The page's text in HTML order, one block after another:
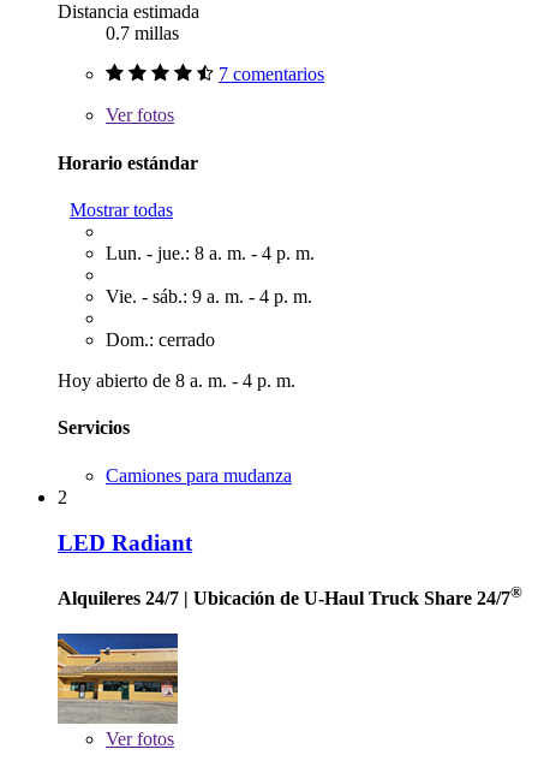
Distancia estimada
0.7 millas
7 comentarios
Verfotos
Horario estándar
Mostrar todas
Lun. - jue.: 8 a. m. - 4 p. m.
Vie. - sáb.: 9 a. m. - 4 p. m.
Dom.: cerrado
Hoy abierto de 8 a. m. - 4 p. m.
Servicios
Camiones para mudanza
2
LED Radiant
Alquileres 24/7 | Ubicación de U-Haul Truck Share 24/7®
Verfotos